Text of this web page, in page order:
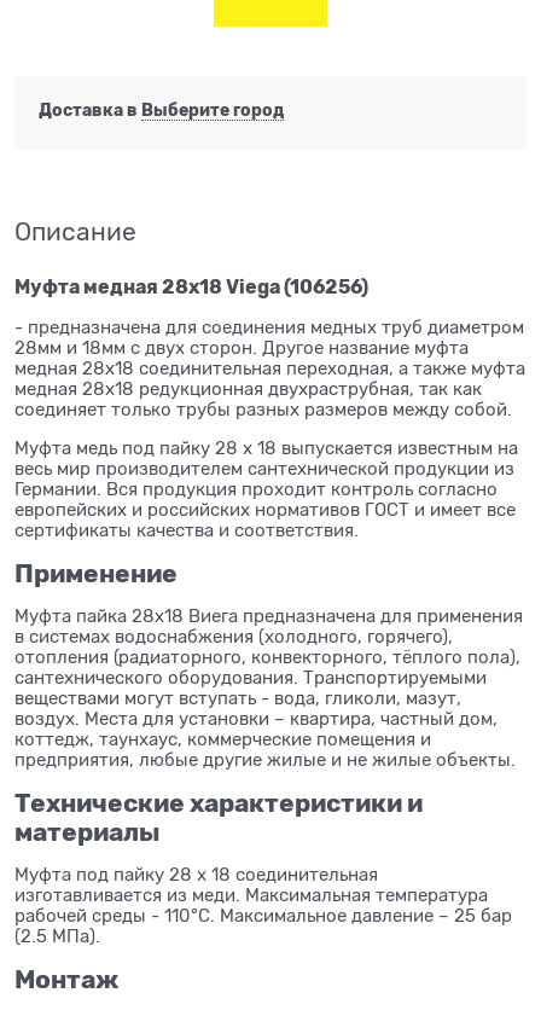
Доставка в Выберите город
Описание
Муфта медная 28x18 Viega (106256)
- предназначена для соединения медных труб диаметром
28мм и 18мм с двух сторон. Другое название муфта
медная 28x18 соединительная переходная, а также муфта
медная 28x18 редукционная двухраструбная, так как
соединяет только трубы разных размеров между собой.
Муфта медь под пайку 28 x 18 выпускается известным на
весь мир производителем сантехнической продукции из
Германии. Вся продукция проходит контроль согласно
европейских и российских нормативов ГОСТ и имеет все
сертификаты качества и соответствия.
Применение
Муфта пайка 28x18 Виега предназначена для применения
в системах водоснабжения (холодного, горячего),
отопления (радиаторного, конвекторного, тёплого пола),
сантехнического оборудования. Транспортируемыми
веществами могут вступать - вода, гликоли, мазут,
воздух. Места для установки – квартира, частный дом,
коттедж, таунхаус, коммерческие помещения и
предприятия, любые другие жилые и не жилые объекты.
Технические характеристики и
материалы
Муфта под пайку 28 x 18 соединительная
изготавливается из меди. Максимальная температура
рабочей среды - 110°C. Максимальное давление – 25 бар
(2.5 МПа).
Монтаж